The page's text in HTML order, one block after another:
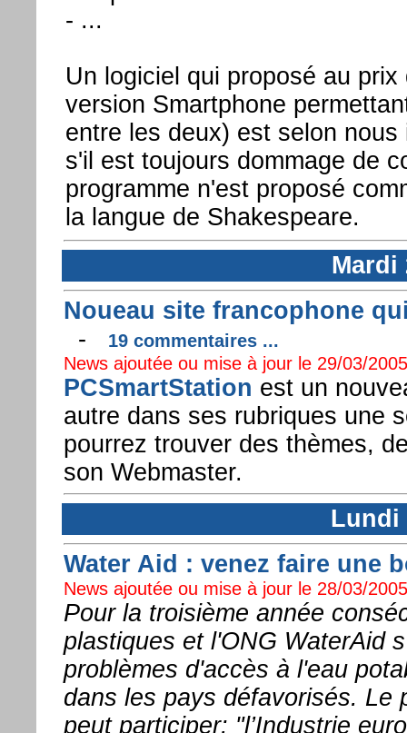
- ...
Un logiciel qui proposé au
version Smartphone
entre les deux) est selon
s'il est toujours dommage de
programme n'est proposé
la langue de Shakespeare.
Mardi
Noueau site francophone
-
19 commentaires ...
News ajoutée ou mise à jour le 29/03/
PCSmartStation est un
autre dans ses rubriques une
pourrez trouver des thèmes,
son Webmaster.
Lundi
Water Aid : venez faire une
News ajoutée ou mise à jour le 28/03/
Pour la troisième année
plastiques et l'ONG WaterAid
problèmes d'accès à l'eau
dans les pays défavorisés. Le
peut participer: "l’Industrie